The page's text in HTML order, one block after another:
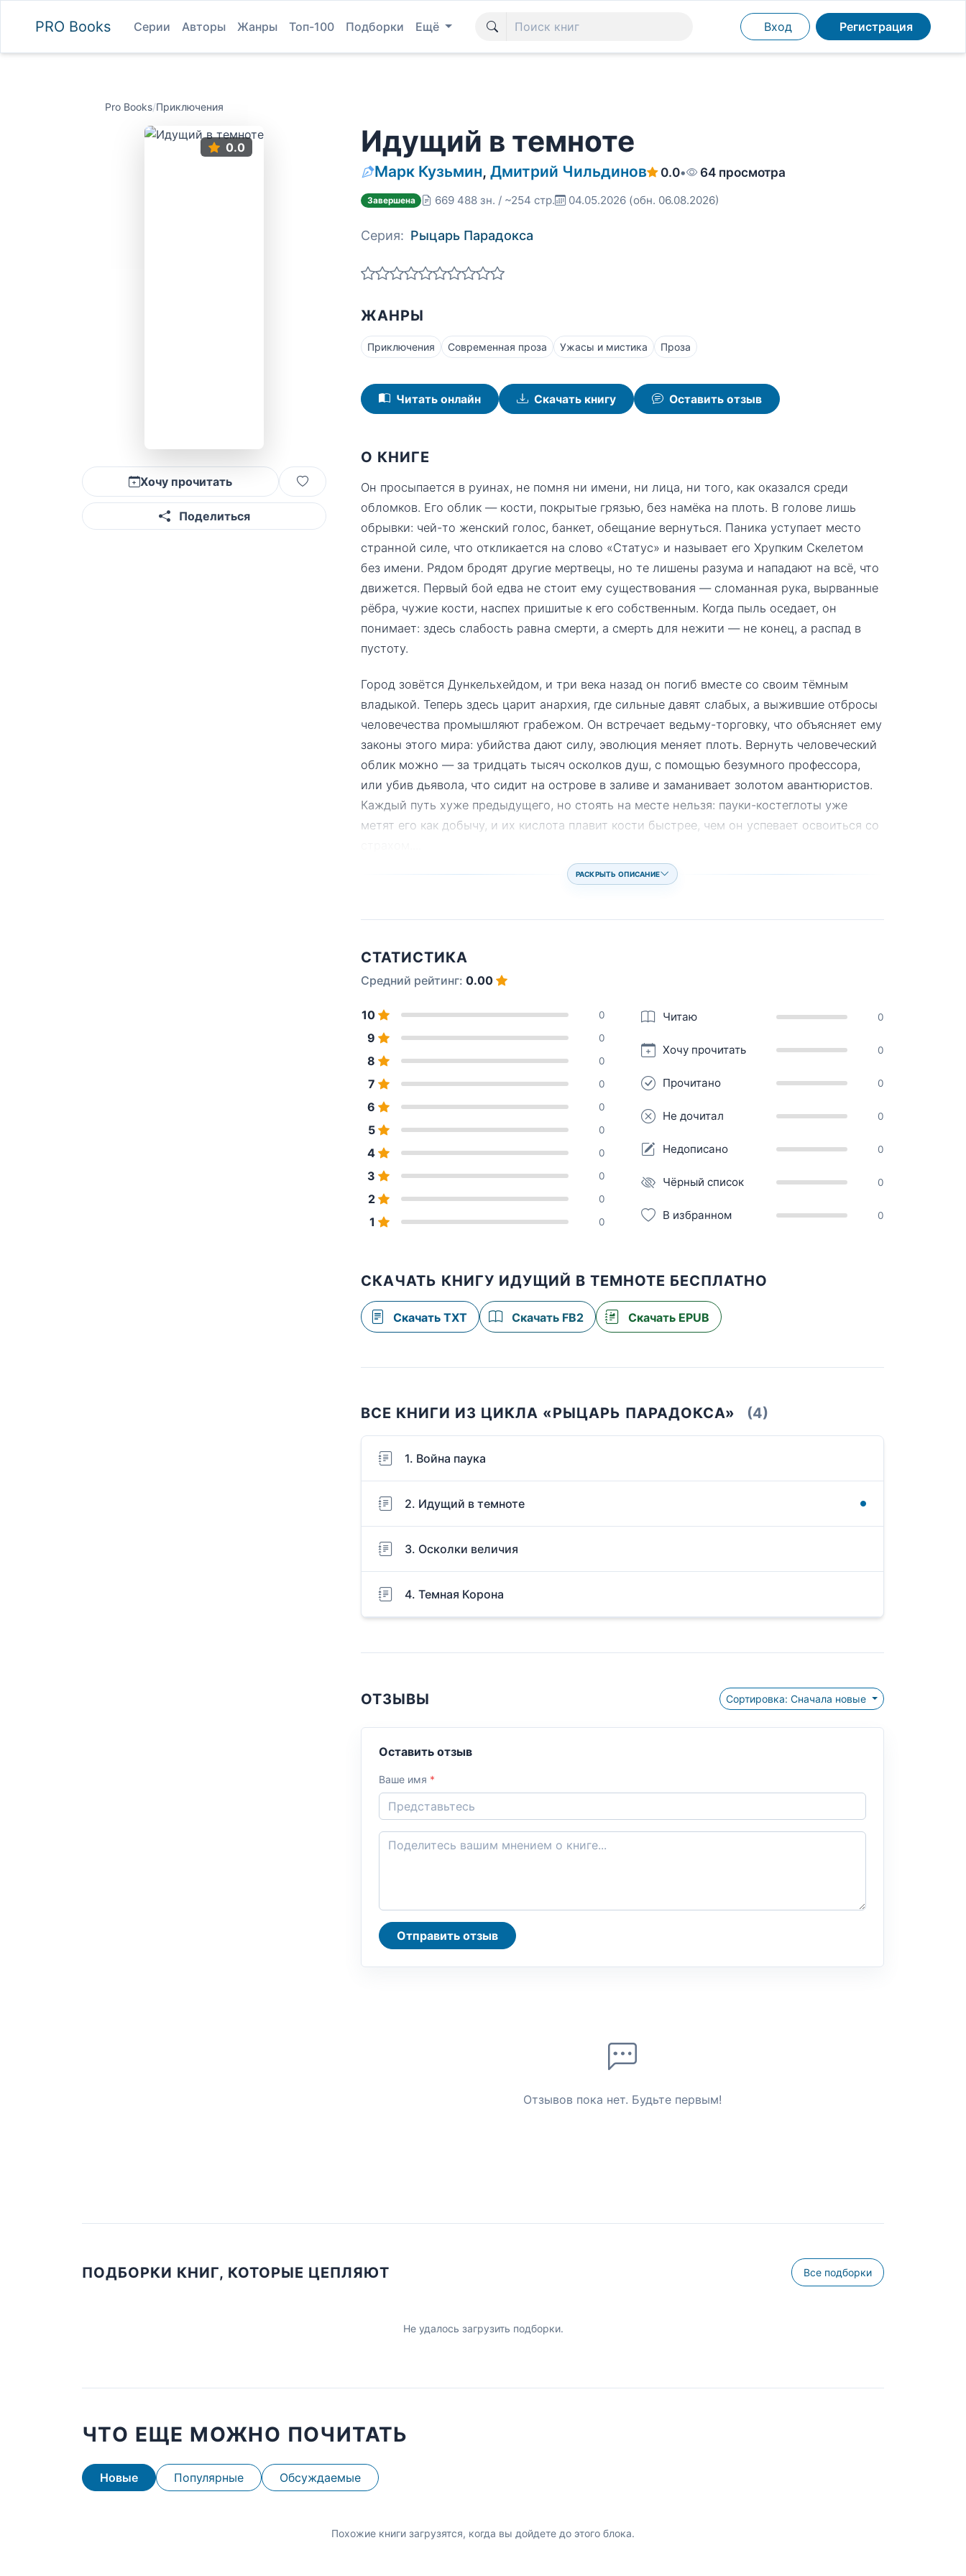
PRO Books Серии Авторы Жанры Топ-100 Подборки Ещё Вход Регистрация
Pro Books/Приключения
0.0
Хочу прочитать
Поделиться
Идущий в темноте
Марк Кузьмин, Дмитрий Чильдинов 0.0• 64 просмотра
Завершена 669 488 зн. / ~254 стр. 04.05.2026 (обн. 06.08.2026)
Серия: Рыцарь Парадокса
ЖАНРЫ
Приключения Современная проза Ужасы и мистика Проза
Читать онлайн Скачать книгу Оставить отзыв
О КНИГЕ
Он просыпается в руинах, не помня ни имени, ни лица, ни того, как оказался среди
обломков. Его облик — кости, покрытые грязью, без намёка на плоть. В голове лишь
обрывки: чей-то женский голос, банкет, обещание вернуться. Паника уступает место
странной силе, что откликается на слово «Статус» и называет его Хрупким Скелетом
без имени. Рядом бродят другие мертвецы, но те лишены разума и нападают на всё, что
движется. Первый бой едва не стоит ему существования — сломанная рука, вырванные
рёбра, чужие кости, наспех пришитые к его собственным. Когда пыль оседает, он
понимает: здесь слабость равна смерти, а смерть для нежити — не конец, а распад в
пустоту.
Город зовётся Дункельхейдом, и три века назад он погиб вместе со своим тёмным
владыкой. Теперь здесь царит анархия, где сильные давят слабых, а выжившие отбросы
человечества промышляют грабежом. Он встречает ведьму-торговку, что объясняет ему
законы этого мира: убийства дают силу, эволюция меняет плоть. Вернуть человеческий
облик можно — за тридцать тысяч осколков душ, с помощью безумного профессора,
или убив дьявола, что сидит на острове в заливе и заманивает золотом авантюристов.
Каждый путь хуже предыдущего, но стоять на месте нельзя: пауки-костеглоты уже
метят его как добычу, и их кислота плавит кости быстрее, чем он успевает освоиться со
РАСКРЫТЬ ОПИСАНИЕ
СТАТИСТИКА
Средний рейтинг: 0.00
10 0
9 0
8 0
7 0
6 0
5 0
4 0
3 0
2 0
1 0
Читаю 0
Хочу прочитать 0
Прочитано 0
Не дочитал 0
Недописано 0
Чёрный список 0
В избранном 0
СКАЧАТЬ КНИГУ ИДУЩИЙ В ТЕМНОТЕ БЕСПЛАТНО
Скачать TXT Скачать FB2 Скачать EPUB
ВСЕ КНИГИ ИЗ ЦИКЛА «РЫЦАРЬ ПАРАДОКСА» (4)
1. Война паука
2. Идущий в темноте
3. Осколки величия
4. Темная Корона
ОТЗЫВЫ Сортировка: Сначала новые
Оставить отзыв
Ваше имя *
Отправить отзыв
Отзывов пока нет. Будьте первым!
ПОДБОРКИ КНИГ, КОТОРЫЕ ЦЕПЛЯЮТ Все подборки
Не удалось загрузить подборки.
ЧТО ЕЩЕ МОЖНО ПОЧИТАТЬ
Новые Популярные Обсуждаемые
Похожие книги загрузятся, когда вы дойдете до этого блока.